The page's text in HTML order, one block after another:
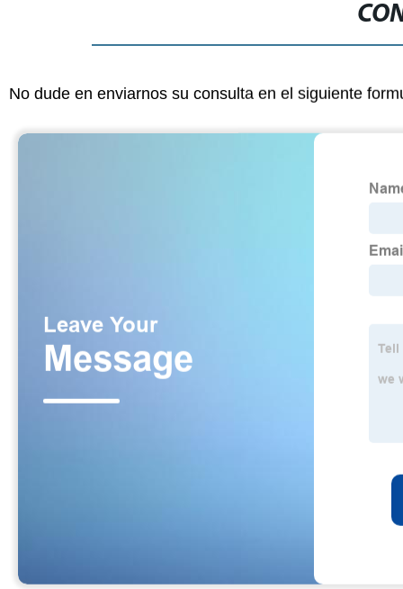
No dude en enviarnos su consulta en el siguiente